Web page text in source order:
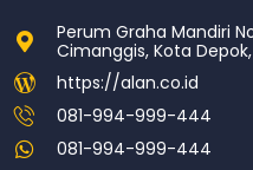
Perum Graha Mandiri
Cimanggis, Kota
https://alan.co.id
081-994-999-444
081-994-999-444